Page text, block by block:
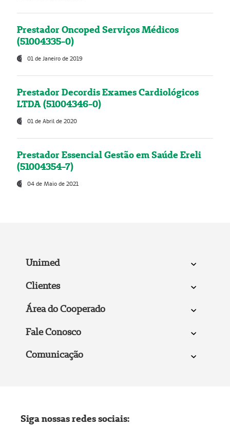
Prestador Oncoped Serviços Médicos
(51004335-0)
01 de Janeiro de 2019
Prestador Decordis Exames Cardiológicos
LTDA (51004346-0)
01 de Abril de 2020
Prestador Essencial Gestão em Saúde Ereli
(51004354-7)
04 de Maio de 2021
Unimed
Clientes
Área do Cooperado
Fale Conosco
Comunicação
Siga nossas redes sociais: